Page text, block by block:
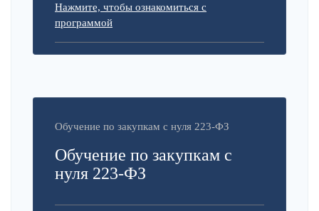
Нажмите, чтобы ознакомиться с
программой
Обучение по закупкам с нуля 223-ФЗ
Обучение по закупкам с
нуля 223-ФЗ